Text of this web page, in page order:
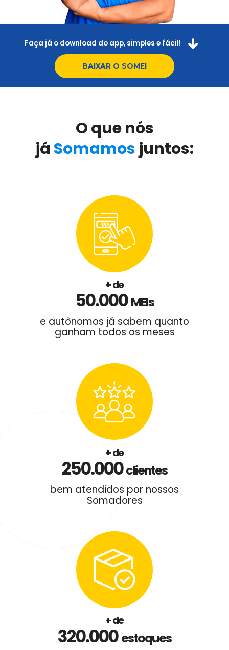
Faça já o download do app, simples e fácil!
BAIXAR O SOMEI
O que nós
já Somamos juntos:
+ de
50.000MEIs
e autônomos já sabem quanto
ganham todos os meses
+ de
250.000clientes
bem atendidos por nossos
Somadores
+ de
320.000estoques